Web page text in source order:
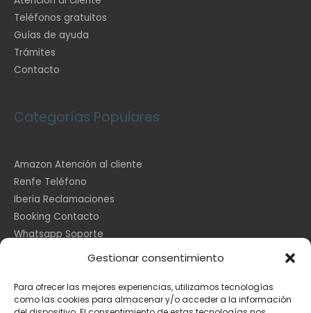
Gestionar consentimiento
Para ofrecer las mejores experiencias, utilizamos tecnologías
como las cookies para almacenar y/o acceder a la información
Teléfonos gratuitos
Guías de ayuda
Trámites
Contacto
Categorías Populares
Amazon Atención al cliente
Renfe Teléfono
Iberia Reclamaciones
Booking Contacto
Whatsapp Soporte